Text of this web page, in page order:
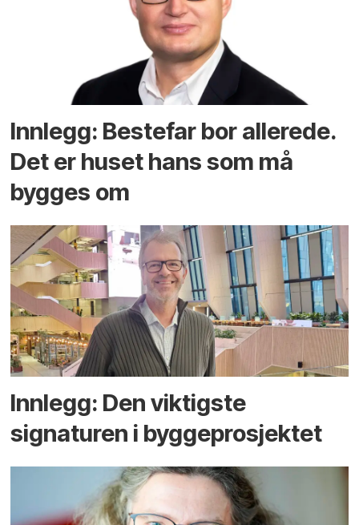
Innlegg: Bestefar bor allerede.
Det er huset hans som må
bygges om
Innlegg: Den viktigste
signaturen i bygge­­prosjektet